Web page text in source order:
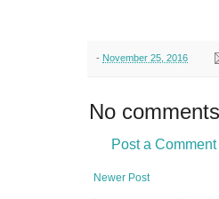
- November 25, 2016
No
Post a Comment
Newer Post